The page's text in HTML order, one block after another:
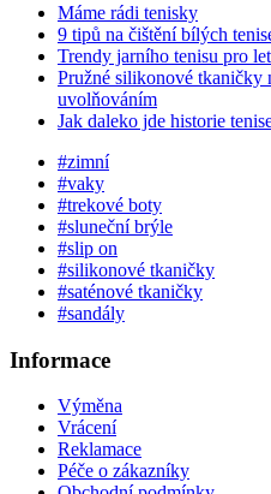
Máme rádi tenisky
9 tipů na čištění bílých
Trendy jarního tenisu pro
Pružné silikonové tkaničky
uvolňováním
Jak daleko jde historie
#zimní
#vaky
#trekové boty
#sluneční brýle
#slip on
#silikonové tkaničky
#saténové tkaničky
#sandály
Informace
Výměna
Vrácení
Reklamace
Péče o zákazníky